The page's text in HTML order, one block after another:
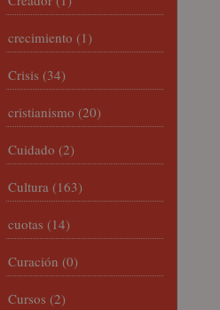
crecimiento (1)
Crisis (34)
cristianismo (20)
Cuidado (2)
Cultura (163)
cuotas (14)
Curación (0)
Cursos (2)